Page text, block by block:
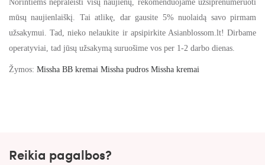
Norintiems nepraleisti visų naujienų, rekomenduojame užsiprenumeruoti
mūsų naujienlaiškį. Tai atlikę, dar gausite 5% nuolaidą savo pirmam
užsakymui. Tad, nieko nelaukite ir apsipirkite Asianblossom.lt! Dirbame
operatyviai, tad jūsų užsakymą suruošime vos per 1-2 darbo dienas.
Žymos: Missha BB kremai Missha pudros Missha kremai
Reikia pagalbos?